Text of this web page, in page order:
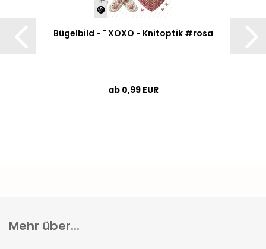
Bügelbild - " XOXO - Knitoptik #rosa
ab 0,99 EUR
Mehr über...